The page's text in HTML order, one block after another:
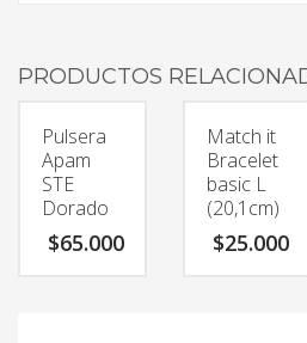
PRODUCTOS
Pulsera
Apam
STE
Dorado
$65.000
Match it
Bracelet
basic L
(20,1cm)
$25.000